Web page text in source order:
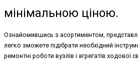
мінімальною ціною.
Ознайомившись з асортиментом,
легко зможете підібрати необхідний
ремонтні роботи вузлів і агрегатів